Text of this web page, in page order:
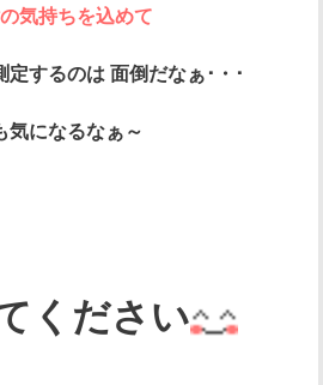
気持ちを込めて
定するのは 面倒だなぁ ･・･
気になるなぁ～
ください